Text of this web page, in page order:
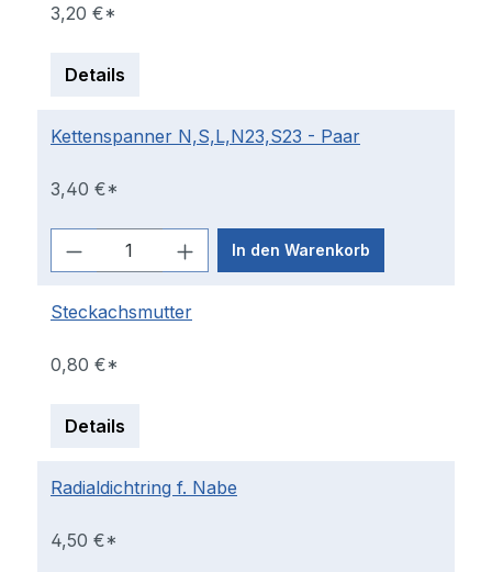
3,20 €*
Details
Kettenspanner N,S,L,N23,S23 - Paar
3,40 €*
In den Warenkorb
Steckachsmutter
0,80 €*
Details
Radialdichtring f. Nabe
4,50 €*